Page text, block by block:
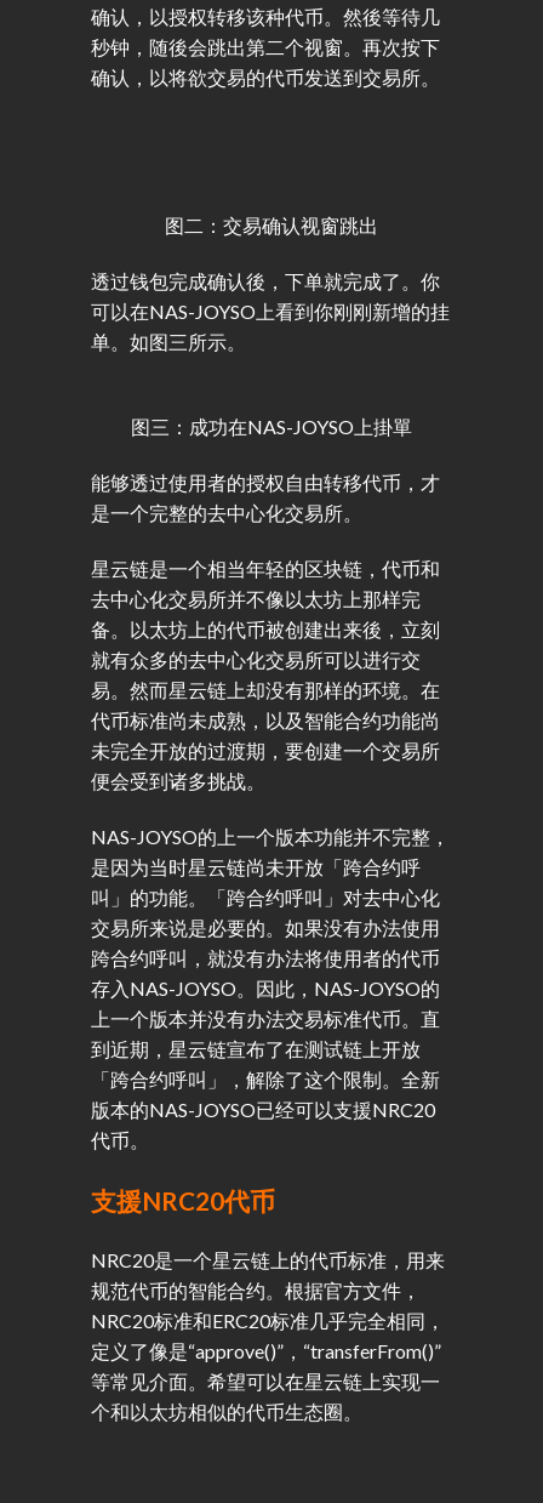
确认，以授权转移该种代币。然後等待几
秒钟，随後会跳出第二个视窗。再次按下
确认，以将欲交易的代币发送到交易所。
图二：交易确认视窗跳出
透过钱包完成确认後，下单就完成了。你
可以在NAS-JOYSO上看到你刚刚新增的挂
单。如图三所示。
图三：成功在NAS-JOYSO上掛單
能够透过使用者的授权自由转移代币，才
是一个完整的去中心化交易所。
星云链是一个相当年轻的区块链，代币和
去中心化交易所并不像以太坊上那样完
备。以太坊上的代币被创建出来後，立刻
就有众多的去中心化交易所可以进行交
易。然而星云链上却没有那样的环境。在
代币标准尚未成熟，以及智能合约功能尚
未完全开放的过渡期，要创建一个交易所
便会受到诸多挑战。
NAS-JOYSO的上一个版本功能并不完整，
是因为当时星云链尚未开放「跨合约呼
叫」的功能。「跨合约呼叫」对去中心化
交易所来说是必要的。如果没有办法使用
跨合约呼叫，就没有办法将使用者的代币
存入NAS-JOYSO。因此，NAS-JOYSO的
上一个版本并没有办法交易标准代币。直
到近期，星云链宣布了在测试链上开放
「跨合约呼叫」，解除了这个限制。全新
版本的NAS-JOYSO已经可以支援NRC20
代币。
支援NRC20代币
NRC20是一个星云链上的代币标准，用来
规范代币的智能合约。根据官方文件，
NRC20标准和ERC20标准几乎完全相同，
定义了像是“approve()”，“transferFrom()”
等常见介面。希望可以在星云链上实现一
个和以太坊相似的代币生态圈。